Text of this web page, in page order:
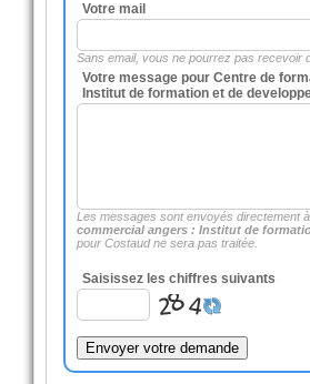
Votre mail
Sans email, vous ne pourrez pas recevoir
Votre message pour Centre de
Institut de formation et de
Les messages sont envoyés directement
commercial angers : Institut de
pour Costaud ne sera pas traitée.
Saisissez les chiffres suivants